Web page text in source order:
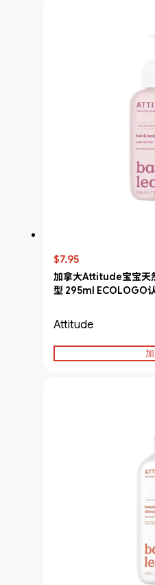
$7.95
加拿大Attitude宝宝天
型 295ml ECOLOGO
Attitude